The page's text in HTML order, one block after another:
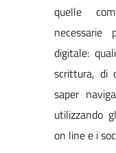
quelle
necessarie
digitale:
scrittura, di
saper
utilizzando
on line e i